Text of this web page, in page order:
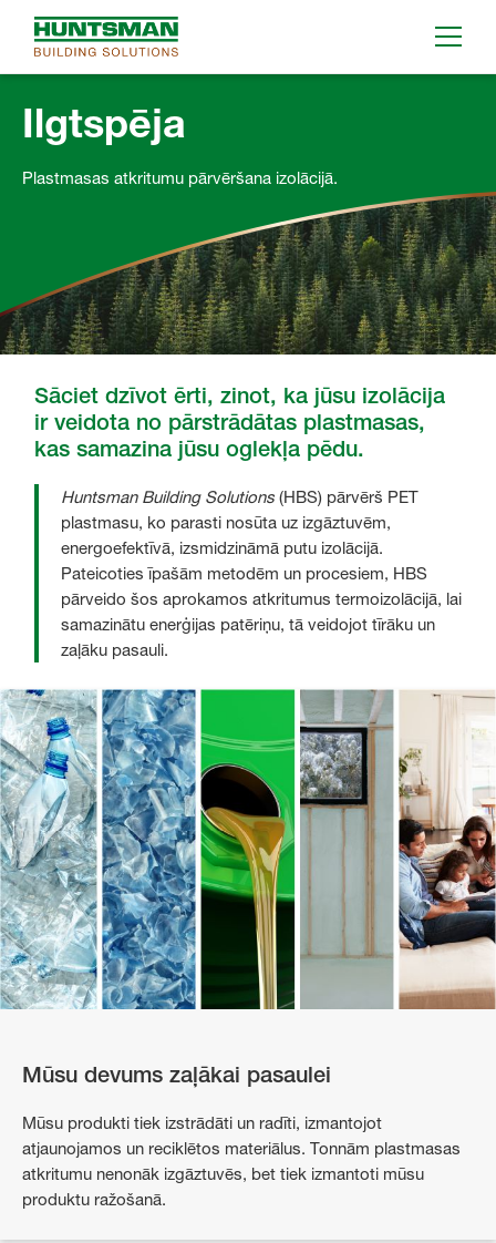
Ilgtspēja
Plastmasas atkritumu pārvēršana izolācijā.
Sāciet dzīvot ērti, zinot, ka jūsu izolācija
ir veidota no pārstrādātas plastmasas,
kas samazina jūsu oglekļa pēdu.
Huntsman Building Solutions (HBS) pārvērš PET
plastmasu, ko parasti nosūta uz izgāztuvēm,
energoefektīvā, izsmidzināmā putu izolācijā.
Pateicoties īpašām metodēm un procesiem, HBS
pārveido šos aprokamos atkritumus termoizolācijā, lai
samazinātu enerģijas patēriņu, tā veidojot tīrāku un
zaļāku pasauli.
Mūsu devums zaļākai pasaulei
Mūsu produkti tiek izstrādāti un radīti, izmantojot
atjaunojamos un reciklētos materiālus. Tonnām plastmasas
atkritumu nenonāk izgāztuvēs, bet tiek izmantoti mūsu
produktu ražošanā.